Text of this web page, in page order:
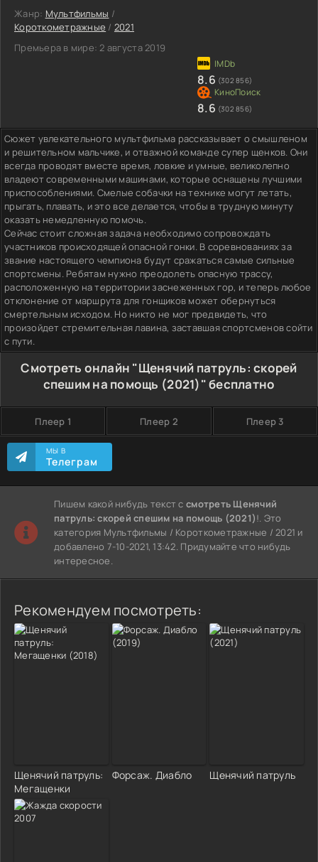
Жанр: Мультфильмы /
Короткометражные / 2021
Премьера в мире: 2 августа 2019
8.6 (302 856)
8.6 (302 856)
Сюжет увлекательного мультфильма рассказывает о смышленом
и решительном мальчике, и отважной команде супер щенков. Они
всегда проводят вместе время, ловкие и умные, великолепно
владеют современными машинами, которые оснащены лучшими
приспособлениями. Смелые собачки на технике могут летать,
прыгать, плавать, и это все делается, чтобы в трудную минуту
оказать немедленную помочь.
Сейчас стоит сложная задача необходимо сопровождать
участников происходящей опасной гонки. В соревнованиях за
звание настоящего чемпиона будут сражаться самые сильные
спортсмены. Ребятам нужно преодолеть опасную трассу,
расположенную на территории заснеженных гор, и теперь любое
отклонение от маршрута для гонщиков может обернуться
смертельным исходом. Но никто не мог предвидеть, что
произойдет стремительная лавина, заставшая спортсменов сойти
с пути.
Смотреть онлайн "Щенячий патруль: скорей
спешим на помощь (2021)" бесплатно
Плеер 1 Плеер 2 Плеер 3
МЫ В
Телеграм
Пишем какой нибудь текст ссмотреть Щенячий
патруль: скорей спешим на помощь (2021)!. Это
категория Мультфильмы / Короткометражные / 2021 и
добавлено 7-10-2021, 13:42. Придумайте что нибудь
интересное.
Рекомендуем посмотреть:
Щенячий патруль:
Мегащенки
Форсаж. Диабло Щенячий патруль